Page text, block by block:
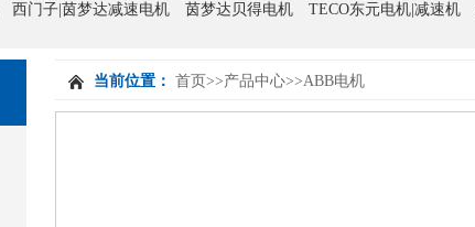
西门子|茵梦达减速电机 茵梦达贝得电机 TECO东元电机|减速机
当前位置： 首页 >>产品中心>>ABB电机